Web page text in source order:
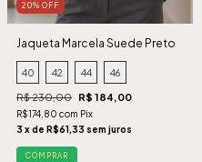
20% OFF
Jaqueta Marcela Suede Preto
40 42 44 46
R$ 230,00 R$ 184,00
R$174,80 com Pix
3 x de R$61,33 sem juros
COMPRAR